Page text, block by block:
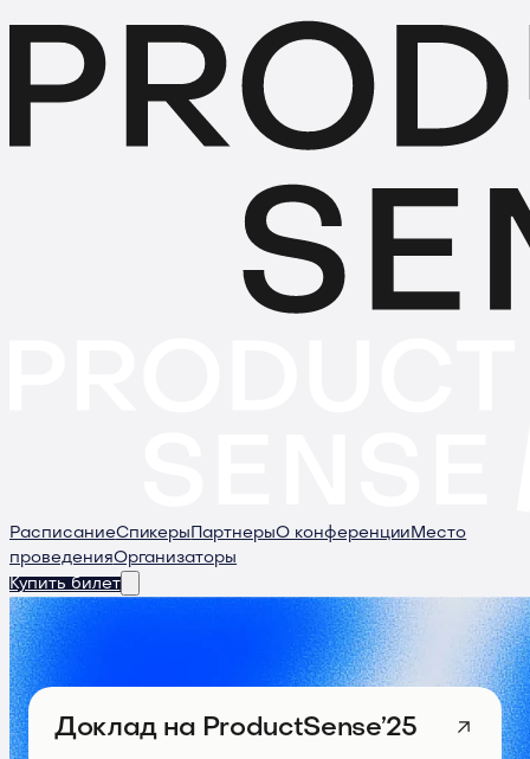
РасписаниеСпикеры ПартнерыО конференции Место
проведенияОрганизаторы
Купить билет
Доклад на ProductSense’25